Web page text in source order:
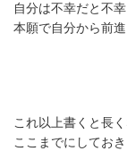
自分は不幸だと不
本願で自分から前
これ以上書くと長
ここまでにしておき